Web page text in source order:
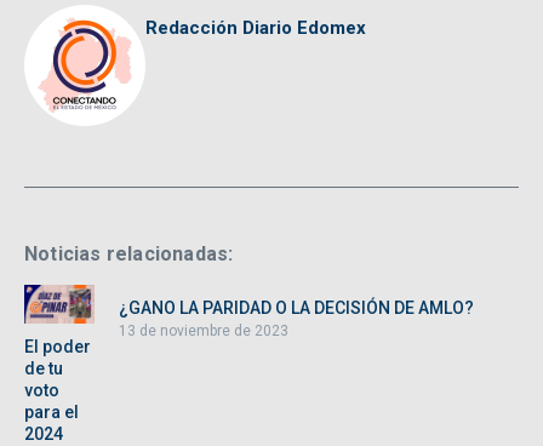
Redacción Diario Edomex
Noticias relacionadas:
El poder
de tu
voto
para el
2024
¿GANO LA PARIDAD O LA DECISIÓN DE AMLO?
13 de noviembre de 2023